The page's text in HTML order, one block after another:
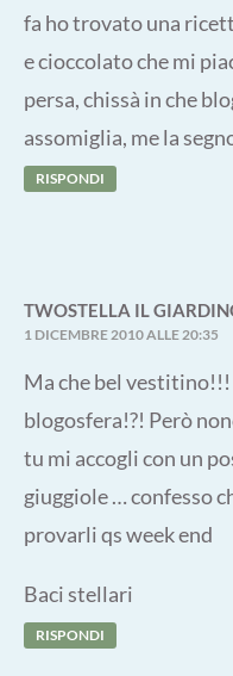
fa ho trovato una
e cioccolato che mi
persa, chissà in che
assomiglia, me la
RISPONDI
TWOSTELLA IL
1 DICEMBRE 2010 ALLE 20:35
Ma che bel
blogosfera!?! Però
tu mi accogli con un
giuggiole … confesso
provarli qs week end
Baci stellari
RISPONDI